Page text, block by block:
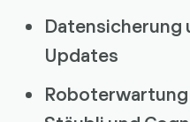
Datensicherung
Updates
Roboterwartung